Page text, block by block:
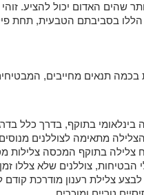
שהים האדום יכול להציע.
הללו בסביבתם הטבעית, תחת
בכמה תנאים מחייבים,
צלילה בתוקף המכסה צלילות
הבטיחות, צוללנים שלא צללו
צלילת רענון מודרכת קודם